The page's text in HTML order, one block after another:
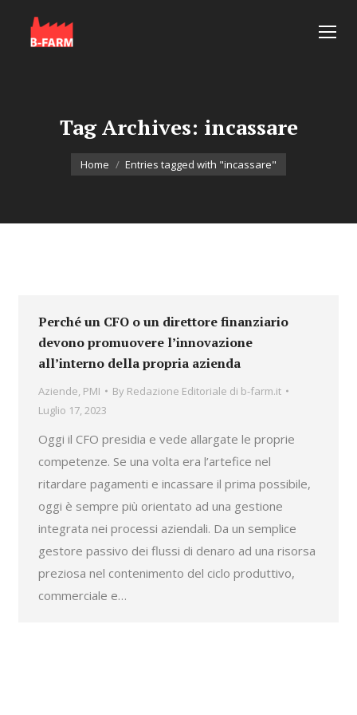
Tag Archives: incassare
You are here:
Home Entries tagged with "incassare"
Perché un CFO o un direttore finanziario
devono promuovere l’innovazione
all’interno della propria azienda
Aziende, PMI By Redazione Editoriale di b-farm.it
Luglio 17, 2023
Oggi il CFO presidia e vede allargate le proprie
competenze. Se una volta era l’artefice nel
ritardare pagamenti e incassare il prima possibile,
oggi è sempre più orientato ad una gestione
integrata nei processi aziendali. Da un semplice
gestore passivo dei flussi di denaro ad una risorsa
preziosa nel contenimento del ciclo produttivo,
commerciale e…